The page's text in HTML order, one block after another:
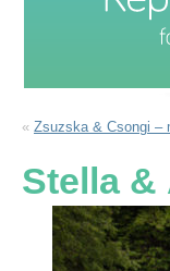
« Zsuzska & Csongi –
Stella &